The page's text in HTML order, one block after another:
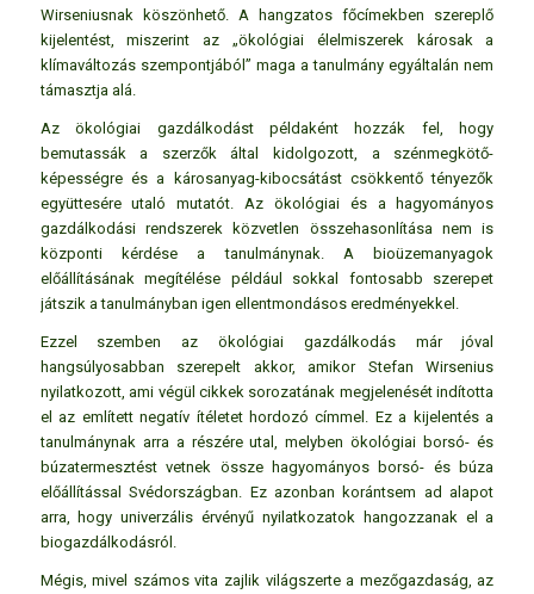
Wirseniusnak köszönhető. A hangzatos főcímekben szereplő
kijelentést, miszerint az „ökológiai élelmiszerek károsak a
klímaváltozás szempontjából” maga a tanulmány egyáltalán nem
támasztja alá.
Az ökológiai gazdálkodást példaként hozzák fel, hogy
bemutassák a szerzők által kidolgozott, a szénmegkötő-
képességre és a károsanyag-kibocsátást csökkentő tényezők
együttesére utaló mutatót. Az ökológiai és a hagyományos
gazdálkodási rendszerek közvetlen összehasonlítása nem is
központi kérdése a tanulmánynak. A bioüzemanyagok
előállításának megítélése például sokkal fontosabb szerepet
játszik a tanulmányban igen ellentmondásos eredményekkel.
Ezzel szemben az ökológiai gazdálkodás már jóval
hangsúlyosabban szerepelt akkor, amikor Stefan Wirsenius
nyilatkozott, ami végül cikkek sorozatának megjelenését indította
el az említett negatív ítéletet hordozó címmel. Ez a kijelentés a
tanulmánynak arra a részére utal, melyben ökológiai borsó- és
búzatermesztést vetnek össze hagyományos borsó- és búza
előállítással Svédországban. Ez azonban korántsem ad alapot
arra, hogy univerzális érvényű nyilatkozatok hangozzanak el a
biogazdálkodásról.
Mégis, mivel számos vita zajlik világszerte a mezőgazdaság, az